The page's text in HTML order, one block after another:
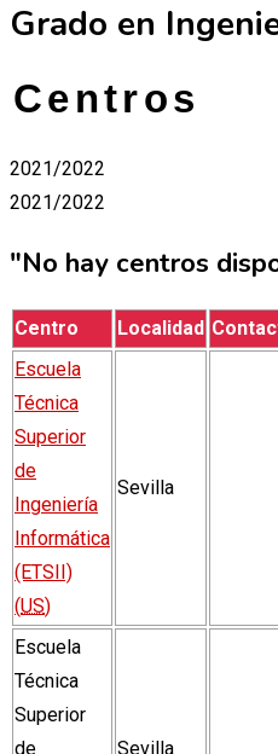
Grado en
Centros
2021/2022
2021/2022
"No hay centros
Centro Localidad
Escuela
Técnica
Superior
de
Ingeniería
Informática
(ETSII)
(US)
Sevilla
Escuela
Técnica
Superior
de
Sevilla